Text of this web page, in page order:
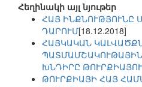
Հեղինակի այլ նյութեր
ՀԱՅ ԻՆՔՆՈՒԹՅՈՒՆԸ
ԴԱՐՈՒՄ[18.12.2018]
ՀԱՅԿԱԿԱՆ
ԽՆԴԻՐԸ
ԹՈՒՐՔԻԱՅԻ ՀԱՅ